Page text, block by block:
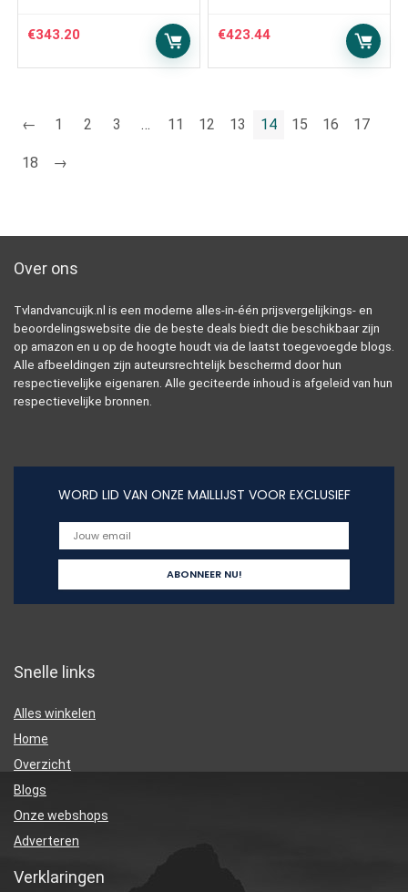
€343.20 €423.44
← 1 2 3 … 11 12 13 14 15 16 17
18 →
Over ons
Tvlandvancuijk.nl is een moderne alles-in-één prijsvergelijkings- en
beoordelingswebsite die de beste deals biedt die beschikbaar zijn
op amazon en u op de hoogte houdt via de laatst toegevoegde blogs.
Alle afbeeldingen zijn auteursrechtelijk beschermd door hun
respectievelijke eigenaren. Alle geciteerde inhoud is afgeleid van hun
respectievelijke bronnen.
WORD LID VAN ONZE MAILLIJST VOOR EXCLUSIEF
Snelle links
Alles winkelen
Home
Overzicht
Blogs
Onze webshops
Adverteren
Verklaringen